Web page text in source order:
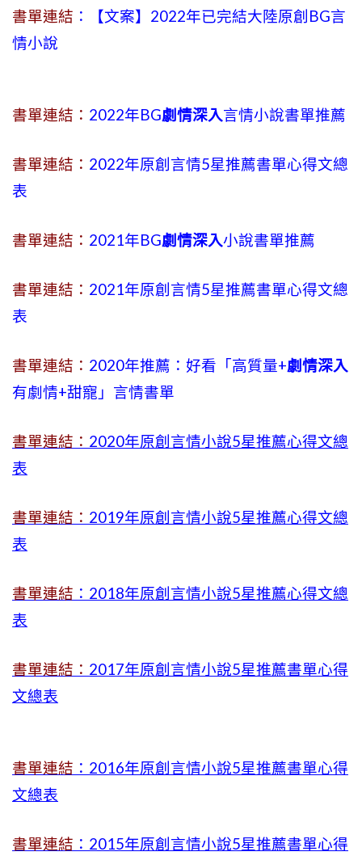
書單連結 ：【文案】2022年已完結大陸原創BG言
情小說
書單連結： 2022年BG劇情深入言情小說書單推薦
書單連結： 2022年原創言情5星推薦書單心得文總
表
書單連結： 2021年BG劇情深入小說書單推薦
書單連結： 2021年原創言情5星推薦書單心得文總
表
書單連結： 2020年推薦：好看「高質量+劇情深入
有劇情+甜寵」言情書單
書單連結： 2020年原創言情小說5星推薦心得文總
表
書單連結： 2019年原創言情小說5星推薦心得文總
表
書單連結 ：2018年原創言情小說5星推薦心得文總
表
書單連結： 2017年原創言情小說5星推薦書單心得
文總表
書單連結 ：2016年原創言情小說5星推薦書單心得
文總表
書單連結 ：2015年原創言情小說5星推薦書單心得